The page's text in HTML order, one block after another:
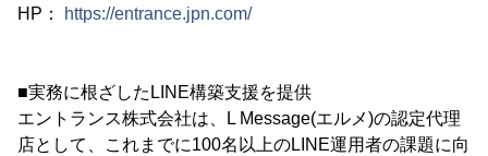
HP： https://entrance.jpn.com/
■実務に根ざしたLINE構築支援を提供
エントランス株式会社は、L Message(エルメ)の認定代理
店として、これまでに100名以上のLINE運用者の課題に向